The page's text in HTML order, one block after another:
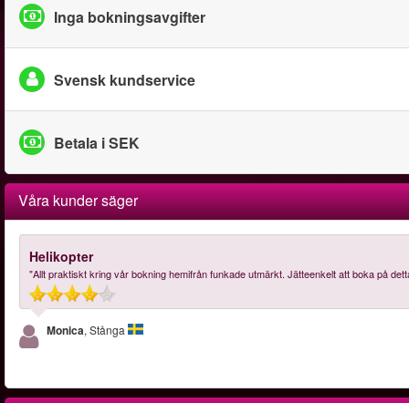
Inga bokningsavgifter
Svensk kundservice
Betala i SEK
Våra kunder säger
Helikopter
"Allt praktiskt kring vår bokning hemifrån funkade utmärkt. Jätteenkelt att boka på
Monica, Stånga